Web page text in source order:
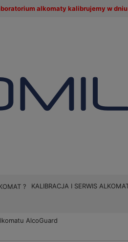
alkomaty kalibrujemy w
? KALIBRACJA I SERWIS
AlcoGuard